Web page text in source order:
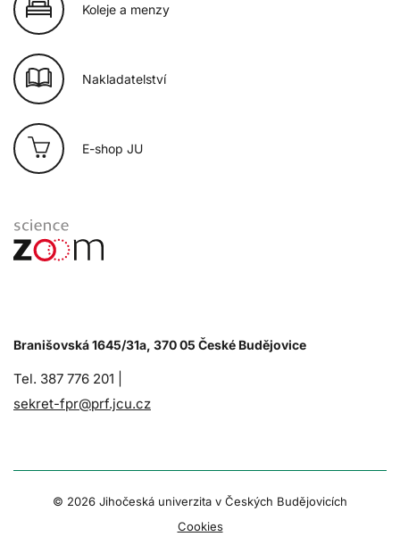
Koleje a menzy
Nakladatelství
E-shop JU
Branišovská 1645/31a, 370 05 České Budějovice
Tel. 387 776 201 |
sekret-fpr@prf.jcu.cz
© 2026 Jihočeská univerzita v Českých Budějovicích
Cookies